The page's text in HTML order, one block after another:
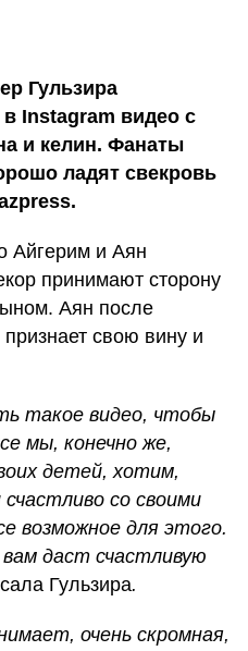
Гульзира
Instagram видео с
и келин. Фанаты
ладят свекровь
Айгерим и Аян
принимают сторону
Аян после
свою вину и
такое видео, чтобы
мы, конечно же,
детей, хотим,
со своими
возможное для этого.
даст счастливую
Гульзира.
очень скромная,